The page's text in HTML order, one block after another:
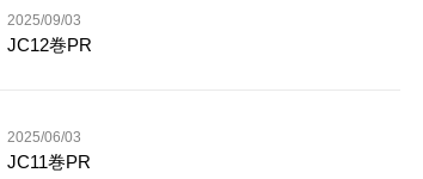
2025/09/03
JC12巻PR
2025/06/03
JC11巻PR